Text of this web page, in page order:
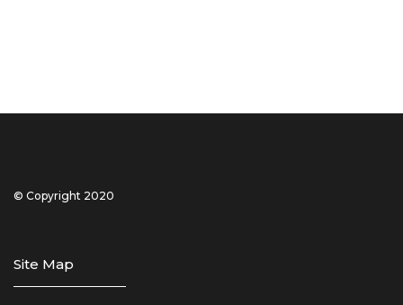
© Copyright 2020
Site Map